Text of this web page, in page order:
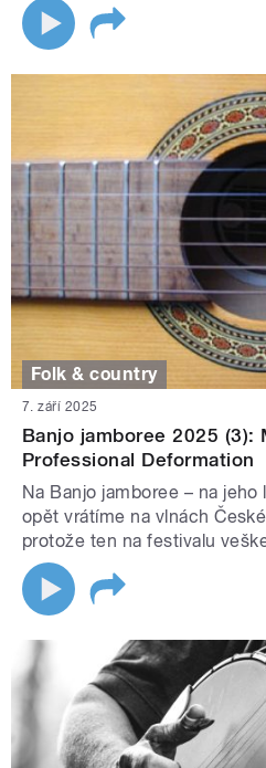
Folk & country
7. září 2025
Banjo jamboree 2025 (3):
Professional Deformation
Na Banjo jamboree – na
opět vrátíme na vlnách
protože ten na festivalu